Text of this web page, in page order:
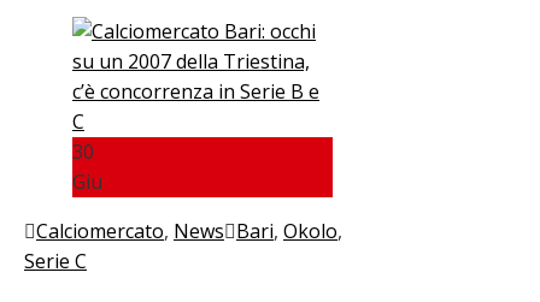
30
Giu
Calciomercato, News Bari, Okolo,
Serie C